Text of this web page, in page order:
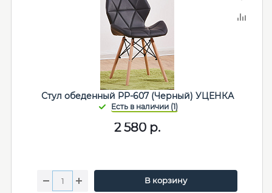
Стул обеденный PP-607 (Черный) УЦЕНКА
2 580 р.
В корзину